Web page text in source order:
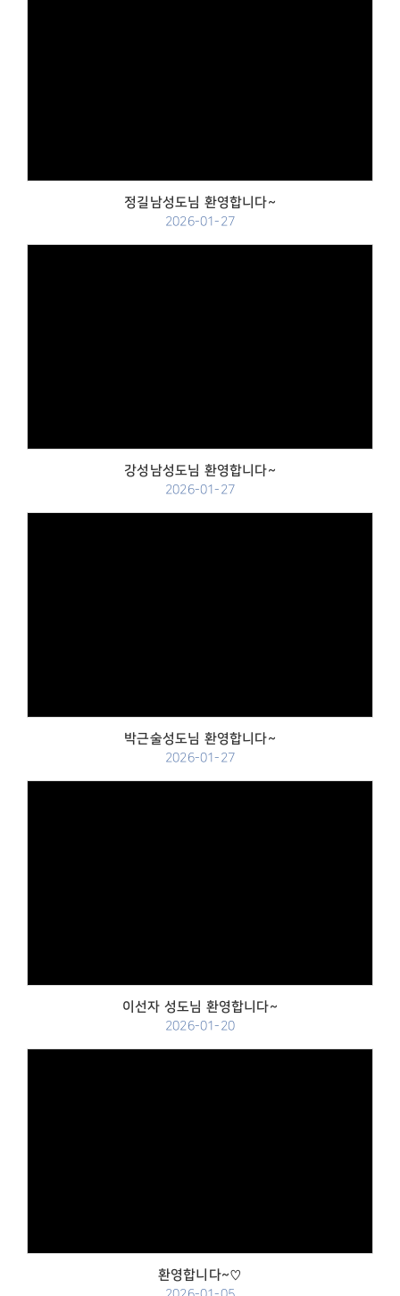
정길남성도님 환영합니다~
2026-01-27
강성남성도님 환영합니다~
2026-01-27
박근술성도님 환영합니다~
2026-01-27
이선자 성도님 환영합니다~
2026-01-20
환영합니다~♡